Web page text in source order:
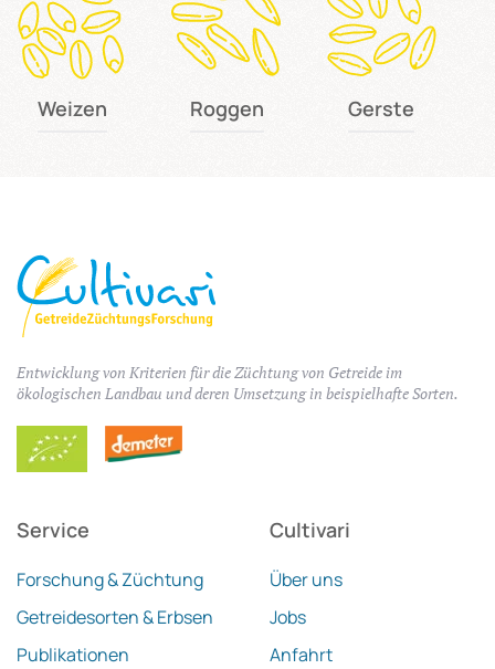
Weizen Roggen Gerste
Entwicklung von Kriterien für die Züchtung von Getreide im
ökologischen Landbau und deren Umsetzung in beispielhafte Sorten.
Service
Forschung & Züchtung
Getreidesorten & Erbsen
Publikationen
Cultivari
Über uns
Jobs
Anfahrt